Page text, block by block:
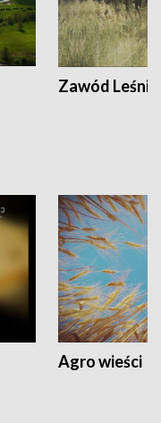
Zawód Leśnik
Agro wieści